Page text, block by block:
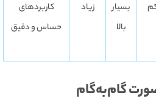
بسیار
بالا
زیاد
کاربردهای
حساس و دقیق